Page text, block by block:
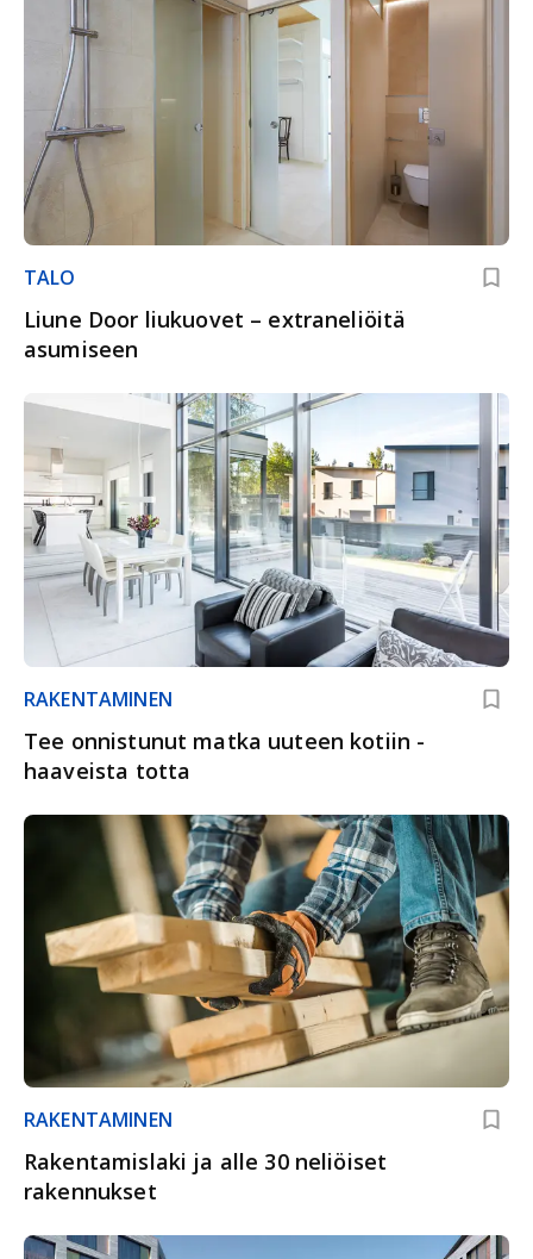
TALO
Liune Door liukuovet – extraneliöitä
asumiseen
RAKENTAMINEN
Tee onnistunut matka uuteen kotiin -
haaveista totta
RAKENTAMINEN
Rakentamislaki ja alle 30 neliöiset
rakennukset